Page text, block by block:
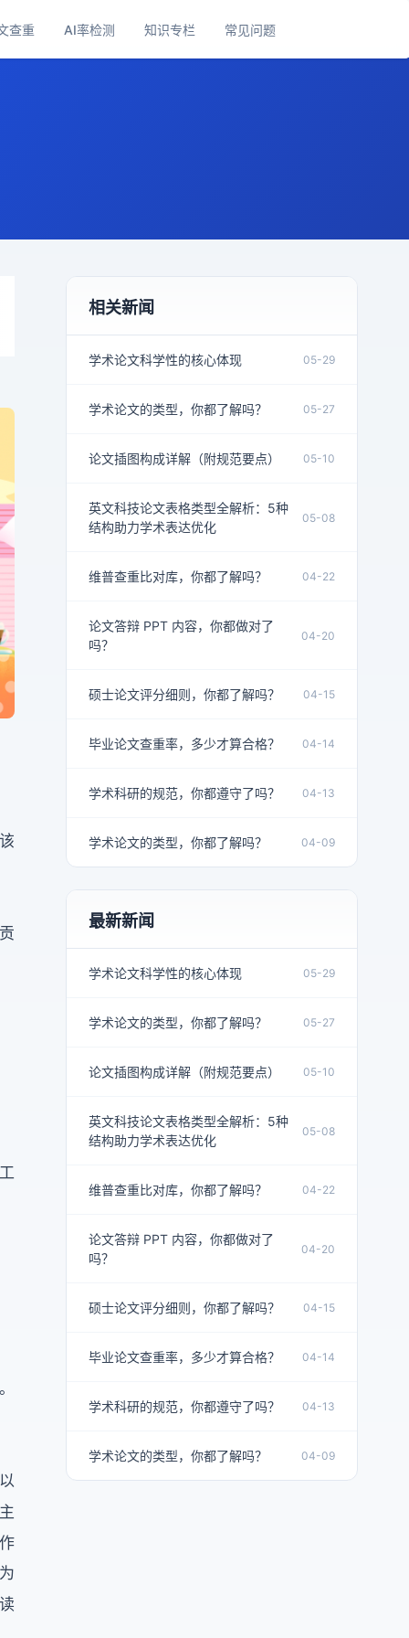
查重 AI率检测 知识专栏 常见问题
相关新闻
学术论文科学性的核心体现 05-29
学术论文的类型，你都了解吗？ 05-27
论文插图构成详解（附规范要点） 05-10
英文科技论文表格类型全解析：5种
结构助力学术表达优化
05-08
维普查重比对库，你都了解吗？ 04-22
论文答辩 PPT 内容，你都做对了
吗？
04-20
硕士论文评分细则，你都了解吗？ 04-15
毕业论文查重率，多少才算合格？ 04-14
学术科研的规范，你都遵守了吗？ 04-13
学术论文的类型，你都了解吗？ 04-09
最新新闻
学术论文科学性的核心体现 05-29
学术论文的类型，你都了解吗？ 05-27
论文插图构成详解（附规范要点） 05-10
英文科技论文表格类型全解析：5种
结构助力学术表达优化
05-08
维普查重比对库，你都了解吗？ 04-22
论文答辩 PPT 内容，你都做对了
吗？
04-20
硕士论文评分细则，你都了解吗？ 04-15
毕业论文查重率，多少才算合格？ 04-14
学术科研的规范，你都遵守了吗？ 04-13
学术论文的类型，你都了解吗？ 04-09